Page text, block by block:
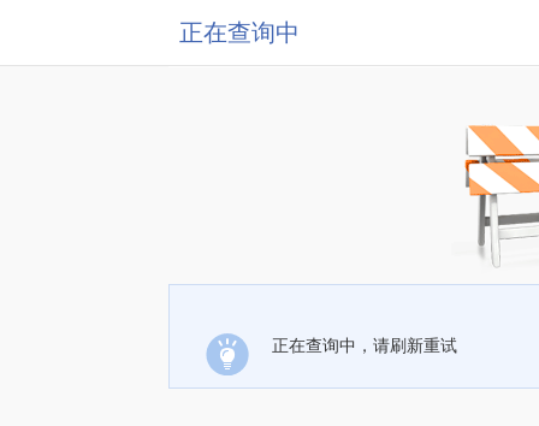
正在查询中
正在查询中，请刷新重试